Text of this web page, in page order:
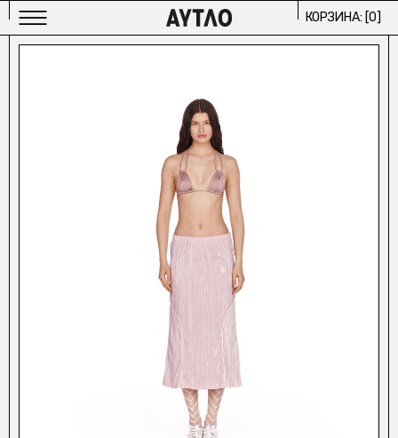
МУЖСКОЕ
ЖЕНСКОЕ
ПРОЕКТЫ
СТУДИИ OUTLAW MOSCOW/
КОРЗИНА: [0]